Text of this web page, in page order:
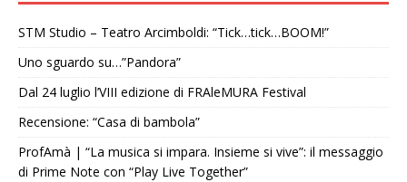
STM Studio – Teatro Arcimboldi: “Tick…tick…BOOM!”
Uno sguardo su…”Pandora”
Dal 24 luglio l’VIII edizione di FRAleMURA Festival
Recensione: “Casa di bambola”
ProfAmà | “La musica si impara. Insieme si vive”: il messaggio
di Prime Note con “Play Live Together”